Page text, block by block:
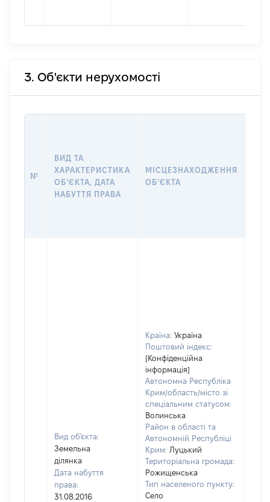
3. Об'єкти нерухомості
№
ВИД ТА
ХАРАКТЕРИСТИКА
ОБʼЄКТА, ДАТА
НАБУТТЯ ПРАВА
МІСЦЕЗНАХОДЖЕННЯ
ОБʼЄКТА
Вид об'єкта:
Земельна
ділянка
Дата набуття
права:
31.08.2016
Країна: Україна
Поштовий індекс:
[Конфіденційна
інформація]
Автономна Республіка
Крим/область/місто зі
спеціальним статусом:
Волинська
Район в області та
Автономній Республіці
Крим: Луцький
Територіальна громада:
Рожищенська
Тип населеного пункту:
Село